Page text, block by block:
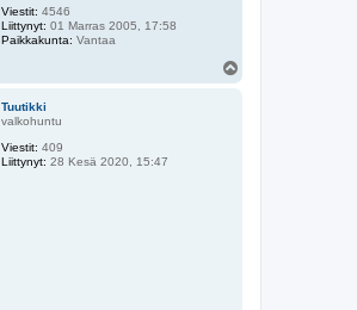
Viestit: 4546
Liittynyt: 01 Marras 2005, 17:58
Paikkakunta: Vantaa
Tuutikki
valkohuntu
Viestit: 409
Liittynyt: 28 Kesä 2020, 15:47